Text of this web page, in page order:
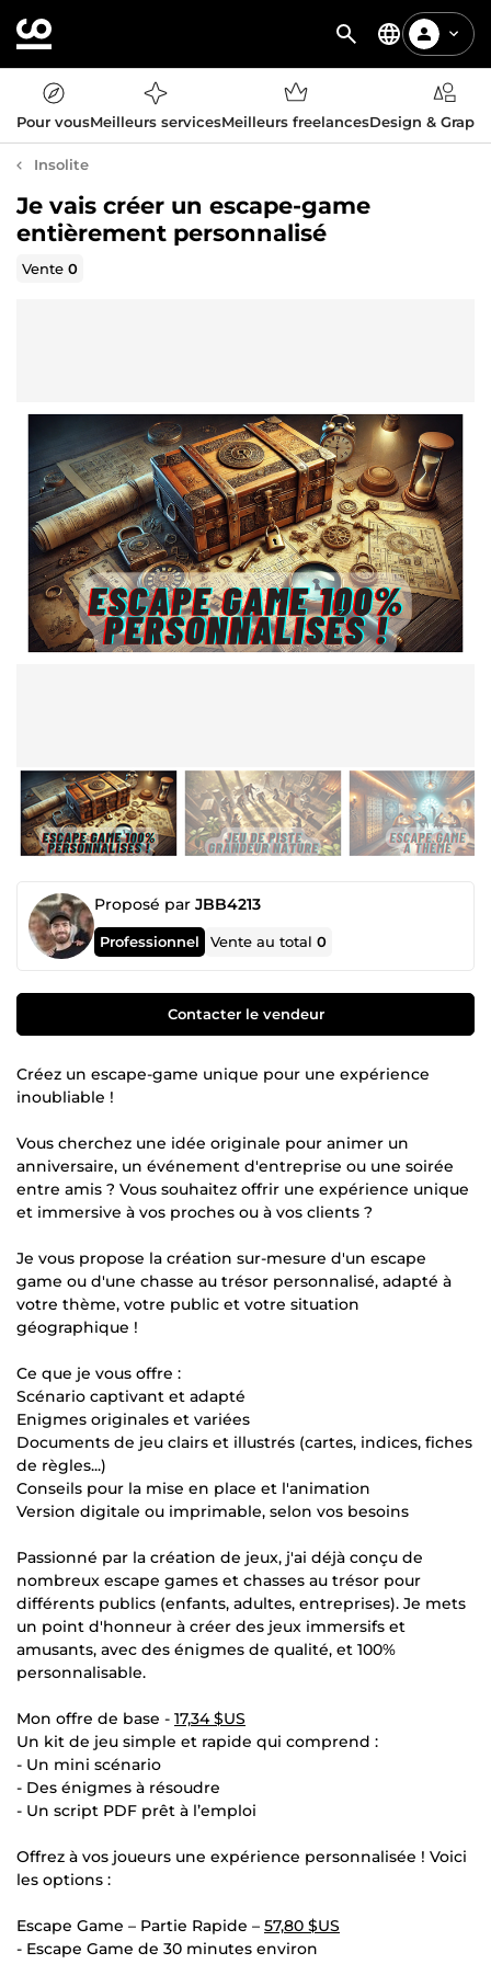
Pour vousMeilleurs servicesMeilleurs freelancesDesign &
Insolite
Je vais créer un escape-game
entièrement personnalisé
Vente0
Proposé par JBB4213
Professionnel Vente au total0
Contacter le vendeur
Créez un escape-game unique pour une expérience
inoubliable !
Vous cherchez une idée originale pour animer un
anniversaire, un événement d'entreprise ou une soirée
entre amis ? Vous souhaitez offrir une expérience unique
et immersive à vos proches ou à vos clients ?
Je vous propose la création sur-mesure d'un escape
game ou d'une chasse au trésor personnalisé, adapté à
votre thème, votre public et votre situation
géographique !
Ce que je vous offre :
Scénario captivant et adapté
Enigmes originales et variées
Documents de jeu clairs et illustrés (cartes, indices, fiches
de règles...)
Conseils pour la mise en place et l'animation
Version digitale ou imprimable, selon vos besoins
Passionné par la création de jeux, j'ai déjà conçu de
nombreux escape games et chasses au trésor pour
différents publics (enfants, adultes, entreprises). Je mets
un point d'honneur à créer des jeux immersifs et
amusants, avec des énigmes de qualité, et 100%
personnalisable.
Mon offre de base - 17,34 $US
Un kit de jeu simple et rapide qui comprend :
- Un mini scénario
- Des énigmes à résoudre
- Un script PDF prêt à l’emploi
Offrez à vos joueurs une expérience personnalisée ! Voici
les options :
Escape Game – Partie Rapide – 57,80 $US
- Escape Game de 30 minutes environ